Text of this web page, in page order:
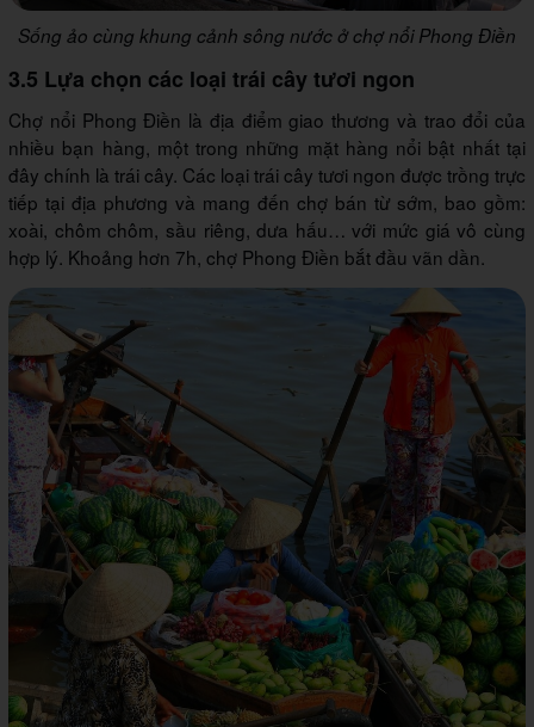
Sống ảo cùng khung cảnh sông nước ở chợ nổi Phong Điền
3.5 Lựa chọn các loại trái cây tươi ngon
Chợ nổi Phong Điền là địa điểm giao thương và trao đổi của
nhiều bạn hàng, một trong những mặt hàng nổi bật nhất tại
đây chính là trái cây. Các loại trái cây tươi ngon được trồng trực
tiếp tại địa phương và mang đến chợ bán từ sớm, bao gồm:
xoài, chôm chôm, sầu riêng, dưa hấu… với mức giá vô cùng
hợp lý. Khoảng hơn 7h, chợ Phong Điền bắt đầu vãn dần.